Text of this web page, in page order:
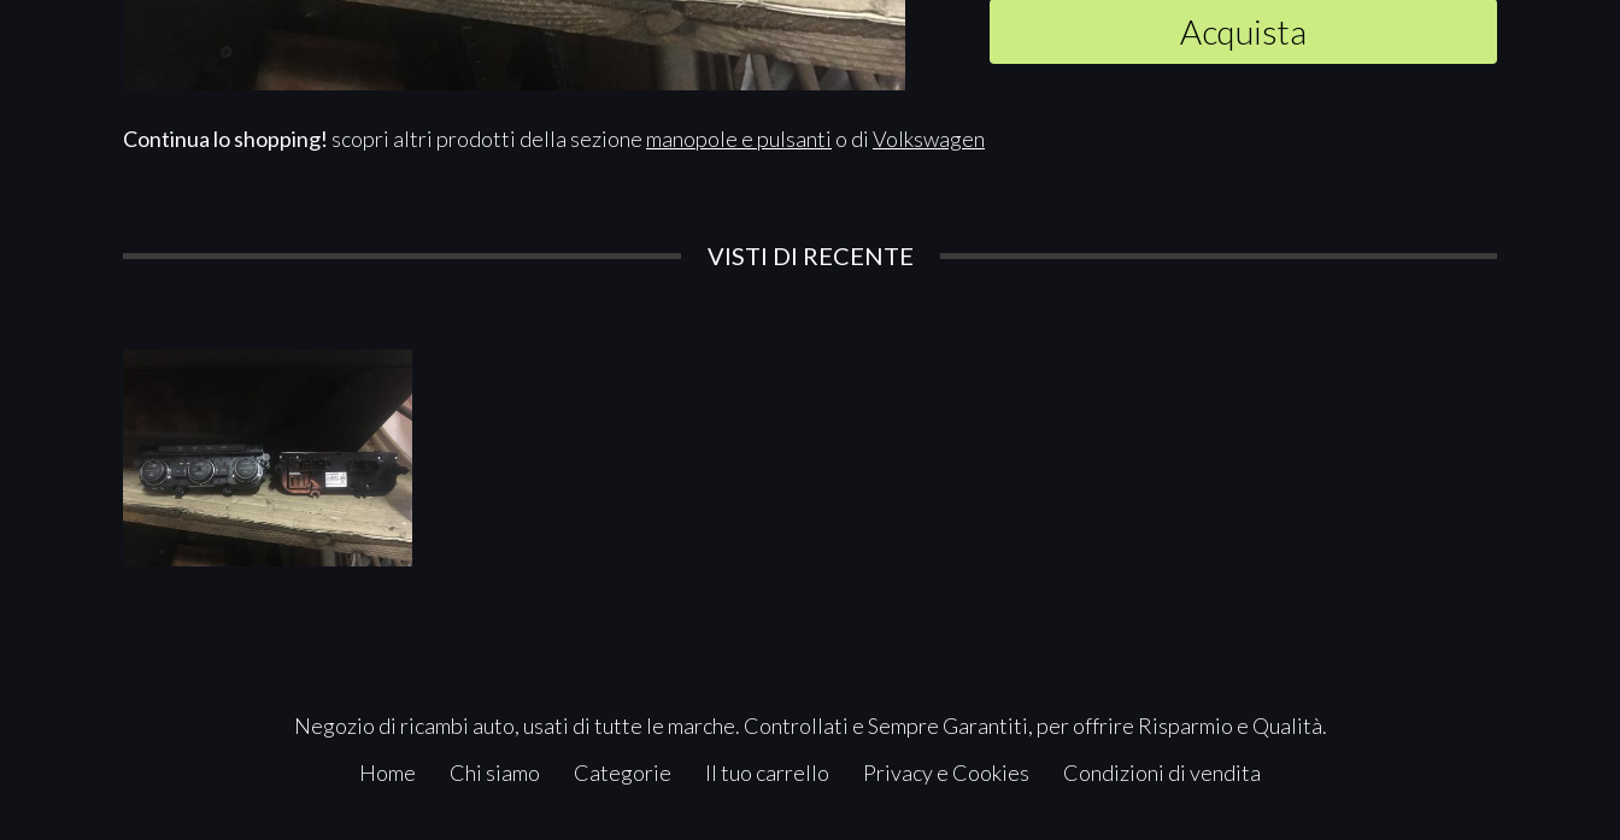
Acquista
Continua lo shopping! scopri altri prodotti della sezione manopole e pulsanti o di Volkswagen
VISTI DI RECENTE
Negozio di ricambi auto, usati di tutte le marche. Controllati e Sempre Garantiti, per offrire Risparmio e Qualità.
Home
Chi siamo Categorie Il tuo carrello Privacy e Cookies Condizioni di vendita